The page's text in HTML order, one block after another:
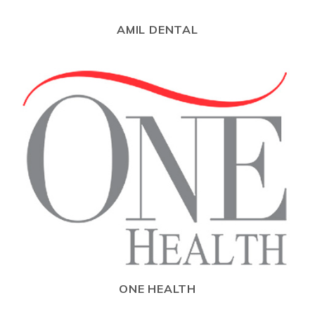
AMIL DENTAL
ONE HEALTH